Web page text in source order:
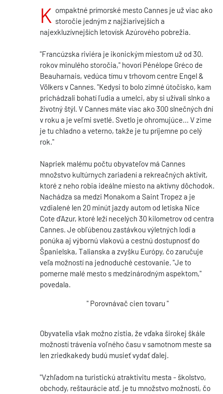
K ompaktné prímorské mesto Cannes je už viac ako
storočie jedným z najžiarivejších a
najexkluzívnejších letovísk Azúrového pobrežia.
"Francúzska riviéra je ikonickým miestom už od 30.
rokov minulého storočia," hovorí Pénélope Gréco de
Beauharnais, vedúca tímu v trhovom centre Engel &
Völkers v Cannes. "Kedysi to bolo zimné útočisko, kam
prichádzali bohatí ľudia a umelci, aby si užívali slnko a
životný štýl. V Cannes máte viac ako 300 slnečných dní
v roku a je veľmi svetlé. Svetlo je ohromujúce... V zime
je tu chladno a veterno, takže je tu príjemne po celý
rok."
Napriek malému počtu obyvateľov má Cannes
množstvo kultúrnych zariadení a rekreačných aktivít,
ktoré z neho robia ideálne miesto na aktívny dôchodok.
Nachádza sa medzi Monakom a Saint Tropez a je
vzdialené len 20 minút jazdy autom od letiska Nice
Cote d'Azur, ktoré leží necelých 30 kilometrov od centra
Cannes. Je obľúbenou zastávkou výletných lodí a
ponúka aj výbornú vlakovú a cestnú dostupnosť do
Španielska, Talianska a zvyšku Európy, čo zaručuje
veľa možností na jednoduché cestovanie. "Je to
pomerne malé mesto s medzinárodným aspektom,"
povedala.
" Porovnávač cien tovaru "
Obyvatelia však možno zistia, že vďaka širokej škále
možností trávenia voľného času v samotnom meste sa
len zriedkakedy budú musieť vydať ďalej.
"Vzhľadom na turistickú atraktivitu mesta - školstvo,
obchody, reštaurácie atď. je tu množstvo možností, čo